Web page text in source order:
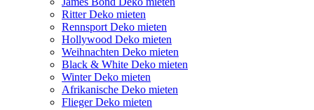
Ritter Deko mieten
Rennsport Deko mieten
Hollywood Deko mieten
Weihnachten Deko mieten
Black & White Deko mieten
Winter Deko mieten
Afrikanische Deko mieten
Flieger Deko mieten